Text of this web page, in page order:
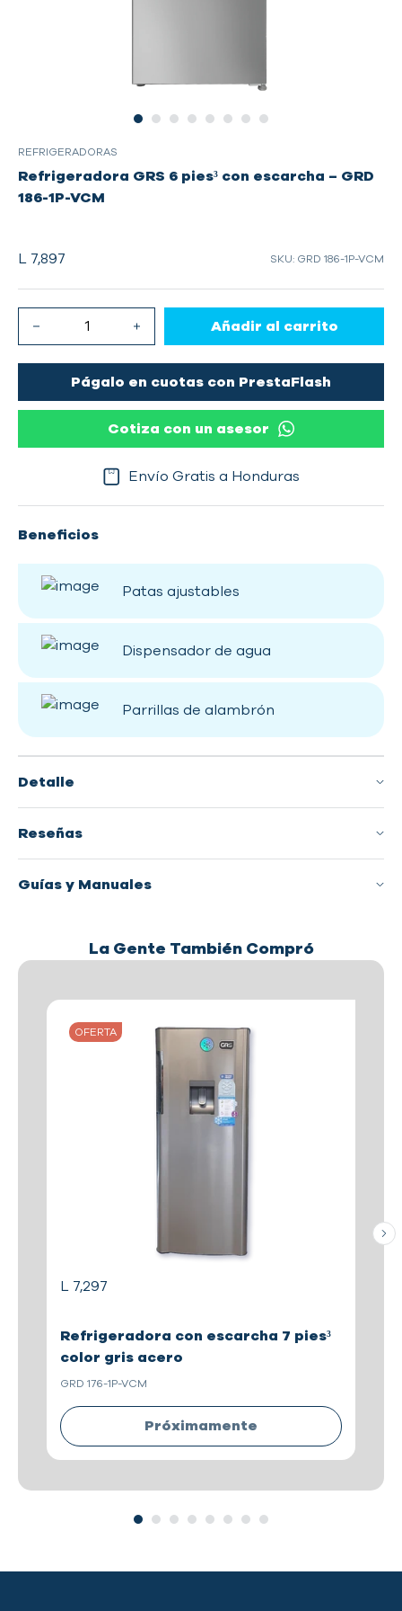
REFRIGERADORAS
Refrigeradora GRS 6 pies³ con escarcha – GRD
186-1P-VCM
L 7,897 SKU: GRD 186-1P-VCM
Añadir al carrito
Págalo en cuotas con PrestaFlash
Cotiza con un asesor
Envío Gratis a Honduras
Beneficios
Patas ajustables
Dispensador de agua
Parrillas de alambrón
Detalle
Reseñas
Guías y Manuales
La Gente También Compró
OFERTA
L 7,297
Refrigeradora con escarcha 7 pies³
color gris acero
GRD 176-1P-VCM
Próximamente